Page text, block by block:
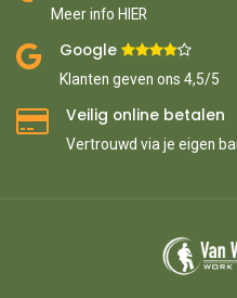
Meer info HIER
Google ​
Klanten geven ons 4,5/5
Veilig online betalen
Vertrouwd via je eigen